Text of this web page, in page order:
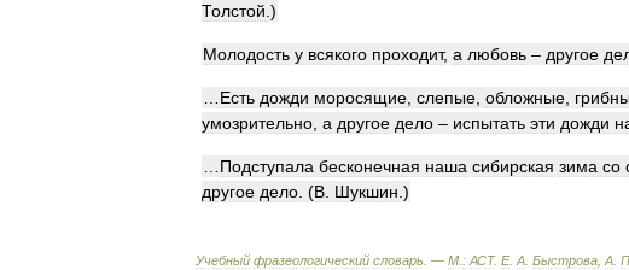
Толстой .)
Молодость у всякого проходит, а любовь – другое
Есть дожди моросящие слепые обложные
умозрительно а другое дело – испытать эти дожди
Подступала бесконечная наша сибирская зима со
другое дело . (В Шукшин .)
Учебный фразеологический словарь . — М : АСТ. Е. А Быстрова А П